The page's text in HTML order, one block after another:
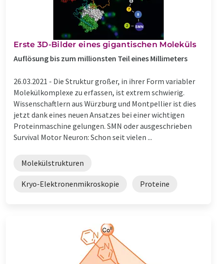
Erste 3D-Bilder eines gigantischen Moleküls
Auflösung bis zum millionsten Teil eines Millimeters
26.03.2021 - Die Struktur großer, in ihrer Form variabler
Molekülkomplexe zu erfassen, ist extrem schwierig.
Wissenschaftlern aus Würzburg und Montpellier ist dies
jetzt dank eines neuen Ansatzes bei einer wichtigen
Proteinmaschine gelungen. SMN oder ausgeschrieben
Survival Motor Neuron: Schon seit vielen ...
Molekülstrukturen
Kryo-Elektronenmikroskopie Proteine